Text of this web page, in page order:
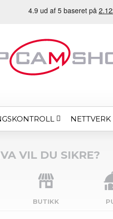
NETTVERK
VIL DU SIKRE?
BUTIKK